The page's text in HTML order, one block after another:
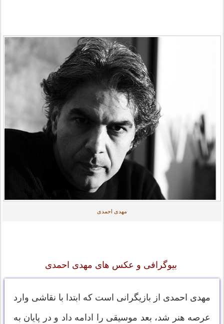
مهدی احمدی
بیوگرافی و عکس های مهدی احمدی
مهدی احمدی از بازیگرانی است که ابتدا با نقاشی وارد
عرصه هنر شد، بعد موسیقی را ادامه داد و در پایان به